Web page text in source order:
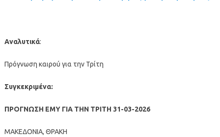
Αναλυτικά:
Πρόγνωση καιρού για την Τρίτη
Συγκεκριμένα:
ΠΡΟΓΝΩΣΗ ΕΜΥ ΓΙΑ ΤΗΝ ΤΡΙΤΗ 31-03-2026
ΜΑΚΕΔΟΝΙΑ, ΘΡΑΚΗ